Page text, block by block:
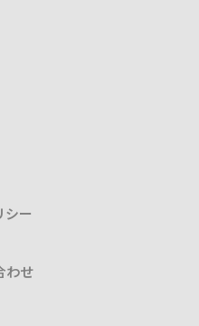
シー
わせ